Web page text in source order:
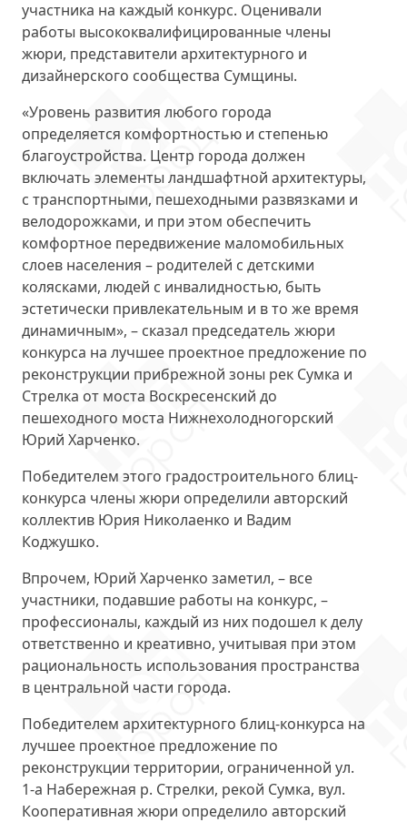
участника на каждый конкурс. Оценивали
работы высококвалифицированные члены
жюри, представители архитектурного и
дизайнерского сообщества Сумщины.
«Уровень развития любого города
определяется комфортностью и степенью
благоустройства. Центр города должен
включать элементы ландшафтной архитектуры,
с транспортными, пешеходными развязками и
велодорожками, и при этом обеспечить
комфортное передвижение маломобильных
слоев населения – родителей с детскими
колясками, людей с инвалидностью, быть
эстетически привлекательным и в то же время
динамичным», – сказал председатель жюри
конкурса на лучшее проектное предложение по
реконструкции прибрежной зоны рек Сумка и
Стрелка от моста Воскресенский до
пешеходного моста Нижнехолодногорский
Юрий Харченко.
Победителем этого градостроительного блиц-
конкурса члены жюри определили авторский
коллектив Юрия Николаенко и Вадим
Коджушко.
Впрочем, Юрий Харченко заметил, – все
участники, подавшие работы на конкурс, –
профессионалы, каждый из них подошел к делу
ответственно и креативно, учитывая при этом
рациональность использования пространства
в центральной части города.
Победителем архитектурного блиц-конкурса на
лучшее проектное предложение по
реконструкции территории, ограниченной ул.
1-а Набережная р. Стрелки, рекой Сумка, вул.
Кооперативная жюри определило авторский